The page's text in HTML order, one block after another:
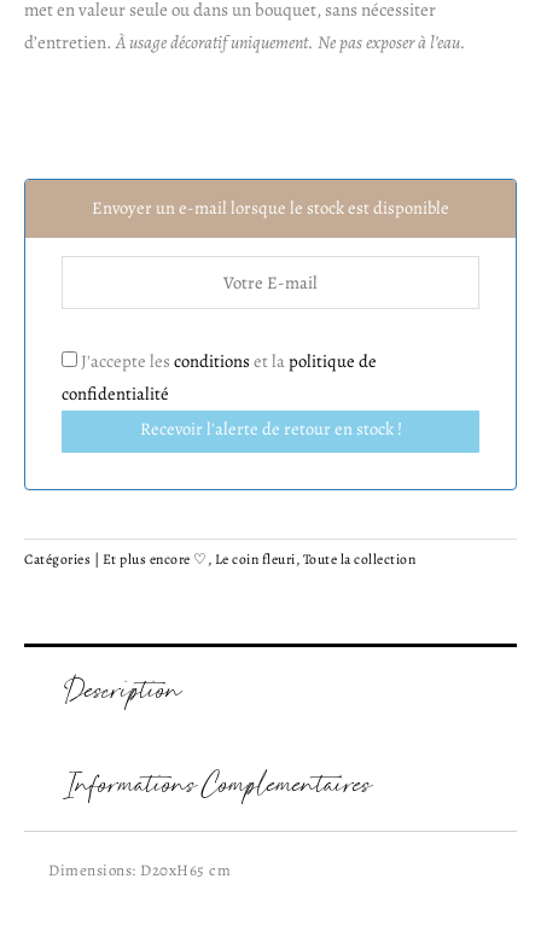
met en valeur seule ou dans un bouquet, sans nécessiter
d’entretien.À usage décoratif uniquement. Ne pas exposer à l’eau.
Envoyer un e-mail lorsque le stock est disponible
J'accepte les conditions et lapolitique de
confidentialité
Recevoir l'alerte de retour en stock !
Catégories | Et plus encore ♡, Le coin fleuri,Toute la collection
Description
Informations Complémentaires
Dimensions: D20xH65 cm